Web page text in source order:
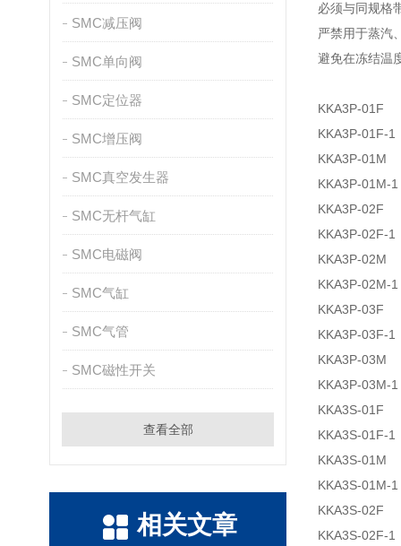
SMC减压阀
SMC单向阀
SMC定位器
SMC增压阀
SMC真空发生器
SMC无杆气缸
SMC电磁阀
SMC气缸
SMC气管
SMC磁性开关
查看全部
相关文章
必须与同规格
严禁用于蒸汽
避免在冻结温
KKA3P-01F
KKA3P-01F-1
KKA3P-01M
KKA3P-01M-1
KKA3P-02F
KKA3P-02F-1
KKA3P-02M
KKA3P-02M-1
KKA3P-03F
KKA3P-03F-1
KKA3P-03M
KKA3P-03M-1
KKA3S-01F
KKA3S-01F-1
KKA3S-01M
KKA3S-01M-1
KKA3S-02F
KKA3S-02F-1